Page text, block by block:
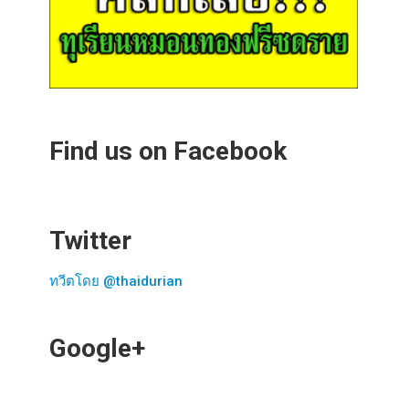
Find us on Facebook
Twitter
ทวีตโดย @thaidurian
Google+